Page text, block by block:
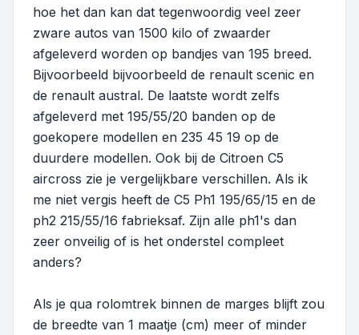
hoe het dan kan dat tegenwoordig veel zeer
zware autos van 1500 kilo of zwaarder
afgeleverd worden op bandjes van 195 breed.
Bijvoorbeeld bijvoorbeeld de renault scenic en
de renault austral. De laatste wordt zelfs
afgeleverd met 195/55/20 banden op de
goekopere modellen en 235 45 19 op de
duurdere modellen. Ook bij de Citroen C5
aircross zie je vergelijkbare verschillen. Als ik
me niet vergis heeft de C5 Ph1 195/65/15 en de
ph2 215/55/16 fabrieksaf. Zijn alle ph1's dan
zeer onveilig of is het onderstel compleet
anders?
Als je qua rolomtrek binnen de marges blijft zou
de breedte van 1 maatje (cm) meer of minder